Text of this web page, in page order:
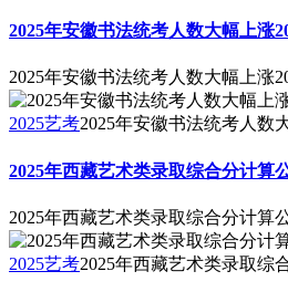
2025年安徽书法统考人数大幅上涨
2025年安徽书法统考人数大幅上涨
2025艺考2025年安徽书法统考人数
2025年西藏艺术类录取综合分计算
2025年西藏艺术类录取综合分计算
2025艺考2025年西藏艺术类录取综